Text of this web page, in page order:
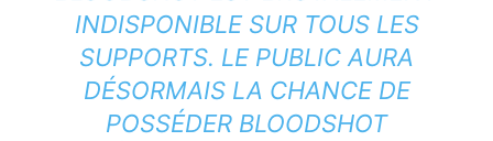
INDISPONIBLE SUR TOUS LES
SUPPORTS. LE PUBLIC AURA
DÉSORMAIS LA CHANCE DE
POSSÉDER BLOODSHOT